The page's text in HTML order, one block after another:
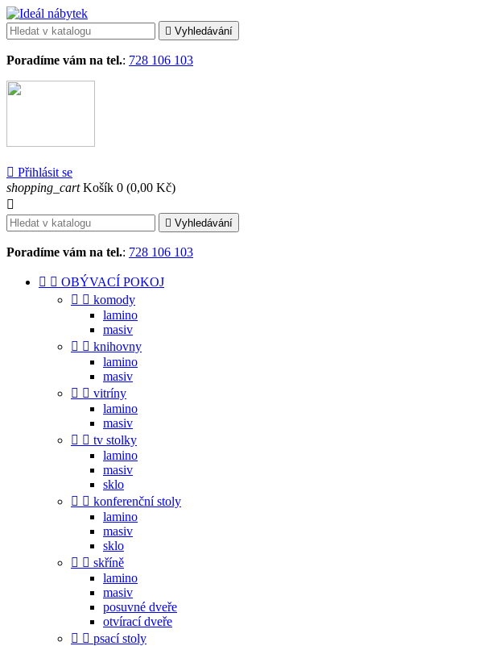
 Vyhledávání
Poradíme vám na tel.: 728 106 103
 Přihlásit se
shopping_cart Košík 0 (0,00 Kč)

 Vyhledávání
Poradíme vám na tel.: 728 106 103
  OBÝVACÍ POKOJ
  komody
lamino
masiv
  knihovny
lamino
masiv
  vitríny
lamino
masiv
  tv stolky
lamino
masiv
sklo
  konferenční stoly
lamino
masiv
sklo
  skříně
lamino
masiv
posuvné dveře
otvírací dveře
  psací stoly